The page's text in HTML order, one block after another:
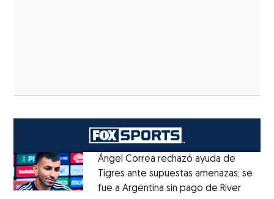
Ángel Correa rechazó ayuda de
Tigres ante supuestas amenazas; se
fue a Argentina sin pago de RiverOpens